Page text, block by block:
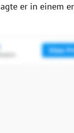
er in einem